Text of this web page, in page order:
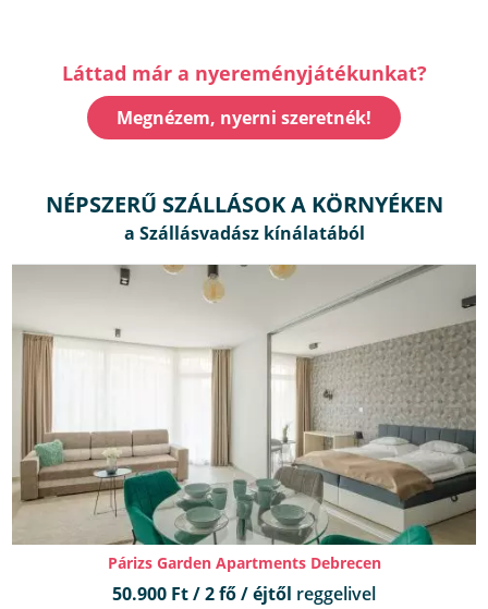
Láttad már a nyereményjátékunkat?
Megnézem, nyerni szeretnék!
NÉPSZERŰ SZÁLLÁSOK A KÖRNYÉKEN
Párizs Garden Apartments Debrecen
50.900 Ft / 2 fő / éjtől reggelivel